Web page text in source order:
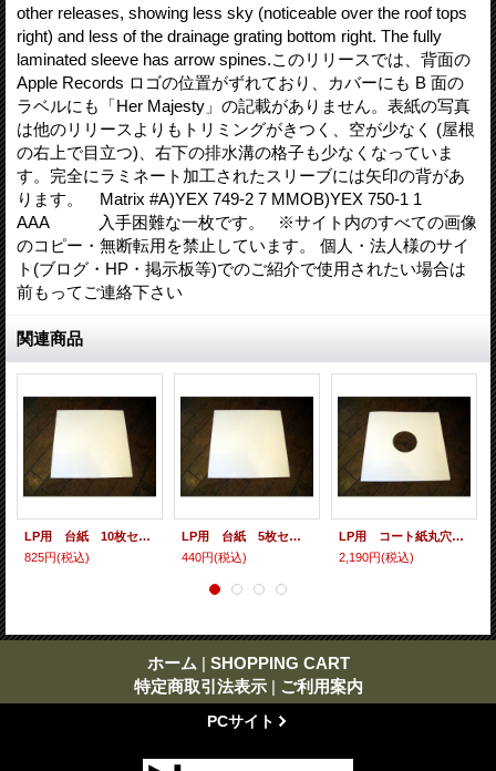
other releases, showing less sky (noticeable over the roof tops
right) and less of the drainage grating bottom right. The fully
laminated sleeve has arrow spines.このリリースでは、背面の
Apple Records ロゴの位置がずれており、カバーにも B 面の
ラベルにも「Her Majesty」の記載がありません。表紙の写真
は他のリリースよりもトリミングがきつく、空が少なく (屋根
の右上で目立つ)、右下の排水溝の格子も少なくなっていま
す。完全にラミネート加工されたスリーブには矢印の背があ
ります。 Matrix #A)YEX 749-2 7 MMOB)YEX 750-1 1
AAA 入手困難な一枚です。 ※サイト内のすべての画像
のコピー・無断転用を禁止しています。 個人・法人様のサイ
ト(ブログ・HP・掲示板等)でのご紹介で使用されたい場合は
前もってご連絡下さい
関連商品
LP用 台紙 10枚セット
825円(税込)
LP用 台紙 5枚セット
440円(税込)
LP用 コート紙丸穴ジャケ 10枚セット
2,190円(税込)
ホーム | SHOPPING CART
特定商取引法表示 | ご利用案内
PCサイト